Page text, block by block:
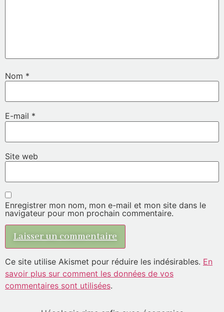
Nom *
E-mail *
Site web
Enregistrer mon nom, mon e-mail et mon site dans le
navigateur pour mon prochain commentaire.
Ce site utilise Akismet pour réduire les indésirables. En
savoir plus sur comment les données de vos
commentaires sont utilisées.